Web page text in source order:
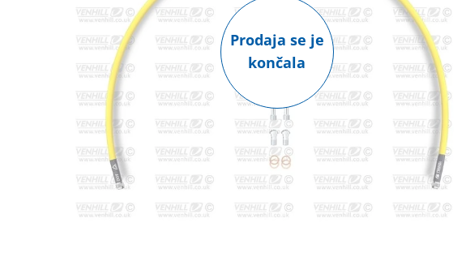
Prodaja se je
končala